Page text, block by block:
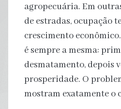
agropecuária. Em
de estradas, ocupação
crescimento
é sempre a mesma:
desmatamento, depois
prosperidade. O
mostram exatamente o